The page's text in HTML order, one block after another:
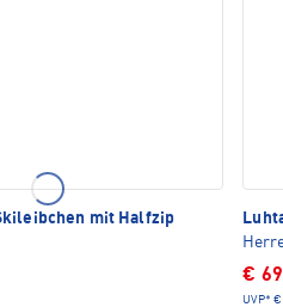
mit Halfzip
€
UVP* €